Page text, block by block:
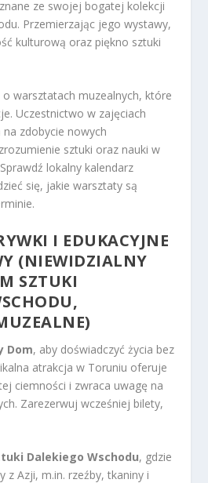
ze swojej bogatej kolekcji
Przemierzając jego wystawy,
kulturową oraz piękno sztuki
warsztatach muzealnych, które
Uczestnictwo w zajęciach
zdobycie nowych
sztuki oraz nauki w
lokalny kalendarz
się, jakie warsztaty są
I EDUKACYJNE
(NIEWIDZIALNY
SZTUKI
Dom, aby doświadczyć życia bez
atrakcja w Toruniu oferuje
ciemności i zwraca uwagę na
Zarezerwuj wcześniej bilety,
Dalekiego Wschodu, gdzie
z Azji, m.in. rzeźby, tkaniny i